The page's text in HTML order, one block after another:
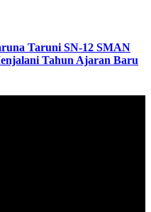
Taruni SN-12 SMAN
Tahun Ajaran Baru